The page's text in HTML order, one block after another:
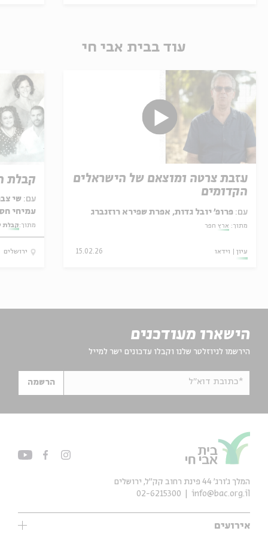
עוד בבית אבי חי
עזבת צרטה ומוצאם של הישראלים
הקדומים
עם: פרופ' יובל גדות, אפרת שפירא רוזנברג
מתוך: ארץ חפר
עיון וידאו 15.02.26
קבלת
עם: שי
עמיחי
מתוך: קבלת
ירושלים
הישארו מעודכנים
הירשמו לניוזלטר שלנו וקבלו עדכונים ישר למייל
*כתובת דוא"ל הרשמה
אירועים
המלך ג'ורג' 44 פינת רחוב קק״ל, ירושלים
info@bac.org.il
02-6215300